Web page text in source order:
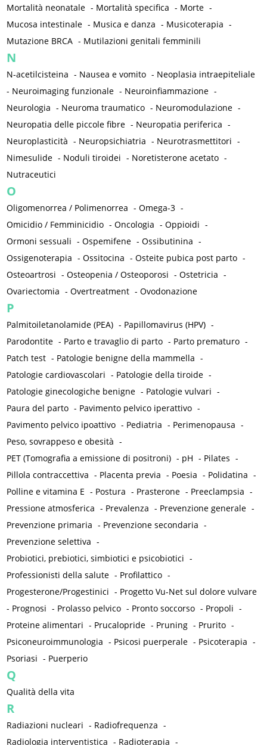
Mortalità neonatale - Mortalità specifica - Morte -
Mucosa intestinale - Musica e danza - Musicoterapia -
Mutazione BRCA - Mutilazioni genitali femminili
N
N-acetilcisteina - Nausea e vomito - Neoplasia intraepiteliale
- Neuroimaging funzionale - Neuroinfiammazione -
Neurologia - Neuroma traumatico - Neuromodulazione -
Neuropatia delle piccole fibre - Neuropatia periferica -
Neuroplasticità - Neuropsichiatria - Neurotrasmettitori -
Nimesulide - Noduli tiroidei - Noretisterone acetato -
Nutraceutici
O
Oligomenorrea / Polimenorrea -Omega-3 -
Omicidio / Femminicidio -Oncologia -Oppioidi -
Ormoni sessuali -Ospemifene -Ossibutinina -
Ossigenoterapia -Ossitocina -Osteite pubica post parto -
Osteoartrosi -Osteopenia / Osteoporosi -Ostetricia -
Ovariectomia -Overtreatment -Ovodonazione
P
Palmitoiletanolamide (PEA) - Papillomavirus (HPV) -
Parodontite - Parto e travaglio di parto - Parto prematuro -
Patch test - Patologie benigne della mammella -
Patologie cardiovascolari - Patologie della tiroide -
Patologie ginecologiche benigne - Patologie vulvari -
Paura del parto - Pavimento pelvico iperattivo -
Pavimento pelvico ipoattivo - Pediatria - Perimenopausa -
Peso, sovrappeso e obesità -
PET (Tomografia a emissione di positroni) - pH - Pilates -
Pillola contraccettiva - Placenta previa - Poesia - Polidatina -
Polline e vitamina E - Postura - Prasterone - Preeclampsia -
Pressione atmosferica - Prevalenza - Prevenzione generale -
Prevenzione primaria - Prevenzione secondaria -
Prevenzione selettiva -
Probiotici, prebiotici, simbiotici e psicobiotici -
Professionisti della salute - Profilattico -
Progesterone/Progestinici - Progetto Vu-Net sul dolore vulvare
- Prognosi - Prolasso pelvico - Pronto soccorso - Propoli -
Proteine alimentari - Prucalopride - Pruning - Prurito -
Psiconeuroimmunologia - Psicosi puerperale - Psicoterapia -
Psoriasi - Puerperio
Q
Qualità della vita
R
Radiazioni nucleari - Radiofrequenza -
Radiologia interventistica - Radioterapia -